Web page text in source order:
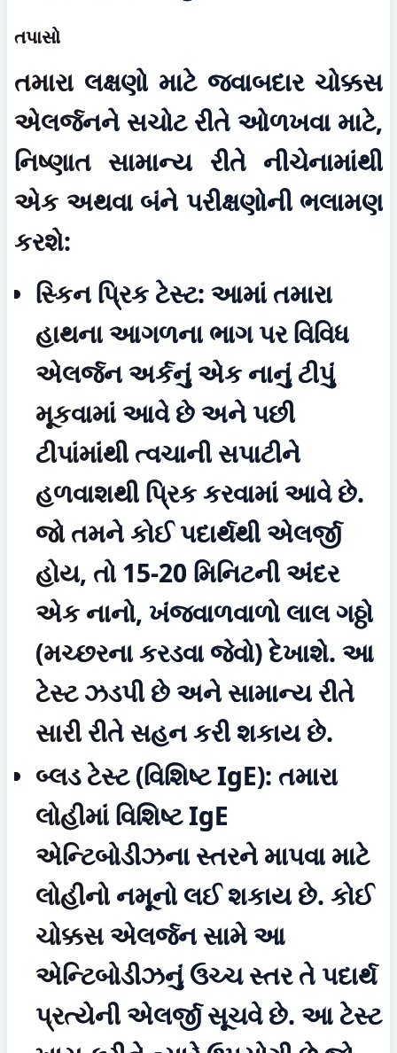
તપાસો
તમારા લક્ષણો માટે જવાબદાર ચોક્કસ
એલર્જનને સચોટ રીતે ઓળખવા માટે,
નિષ્ણાત સામાન્ય રીતે નીચેનામાંથી
એક અથવા બંને પરીક્ષણોની ભલામણ
કરશે:
સ્કિન પ્રિક ટેસ્ટ: આમાં તમારા
હાથના આગળના ભાગ પર વિવિધ
એલર્જન અર્કનું એક નાનું ટીપું
મૂકવામાં આવે છે અને પછી
ટીપાંમાંથી ત્વચાની સપાટીને
હળવાશથી પ્રિક કરવામાં આવે છે.
જો તમને કોઈ પદાર્થથી એલર્જી
હોય, તો 15-20 મિનિટની અંદર
એક નાનો, ખંજવાળવાળો લાલ ગઠ્ઠો
(મચ્છરના કરડવા જેવો) દેખાશે. આ
ટેસ્ટ ઝડપી છે અને સામાન્ય રીતે
સારી રીતે સહન કરી શકાય છે.
બ્લડ ટેસ્ટ (વિશિષ્ટ IgE): તમારા
લોહીમાં વિશિષ્ટ IgE
એન્ટિબોડીઝના સ્તરને માપવા માટે
લોહીનો નમૂનો લઈ શકાય છે. કોઈ
ચોક્કસ એલર્જન સામે આ
એન્ટિબોડીઝનું ઉચ્ચ સ્તર તે પદાર્થ
પ્રત્યેની એલર્જી સૂચવે છે. આ ટેસ્ટ